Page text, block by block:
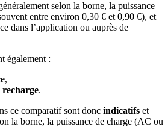
selon la borne, la puissance
entre environ 0,30 € et 0,90 €), et
dans l’application ou auprès de
également :
,
.
ce comparatif sont donc indicatifs et
la borne, la puissance de charge (AC ou